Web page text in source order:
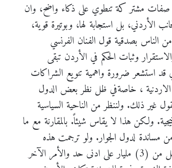
صفات مشتر کة تنطوي على ذكاء واضح، وان
الأردني، بل استجابة لها، وبوتيرة قوية،
بصدقية قول الفنان الفرنسي
وثبات الحكم في الأردن تبقى
قد استشعر ضرورة واهمية تنويع الشراكات
الاردنية ، خاصةفي ظل نظر بعض الدول
غير ذلك. ولننظر من الناحية السياسية
ولكن هذا لا يقاس شيئاً. بالمقارنة مع ما
مساندة لدول الجوار. ولو ترجمت هذه
الأمور إلى مزايا تقدر بالدولارات فيجب ان لايصل للأردن أقل من (3) مليار على ادنى حد والأمر الآخر